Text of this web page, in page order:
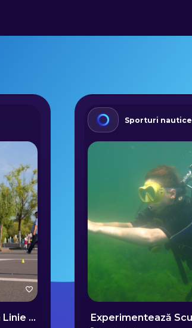
Lecții de Mers pe Role în Linie - Antrenament Individual în București
Sporturi nautice